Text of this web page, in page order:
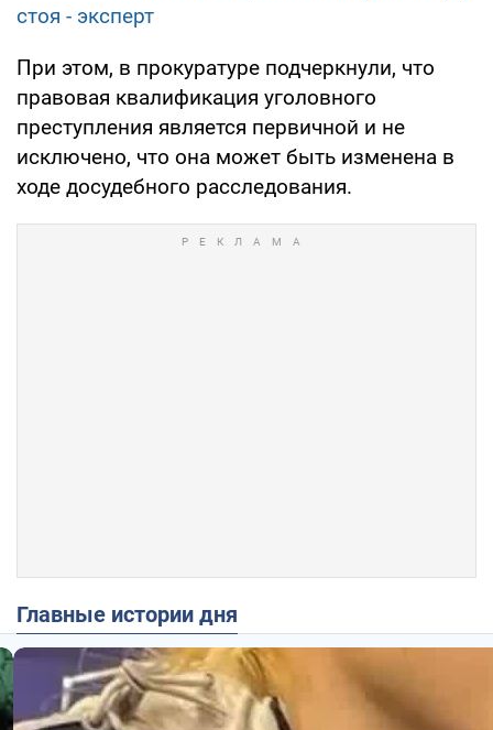
стоя - эксперт
При этом, в прокуратуре подчеркнули, что
правовая квалификация уголовного
преступления является первичной и не
исключено, что она может быть изменена в
ходе досудебного расследования.
Главные истории дня